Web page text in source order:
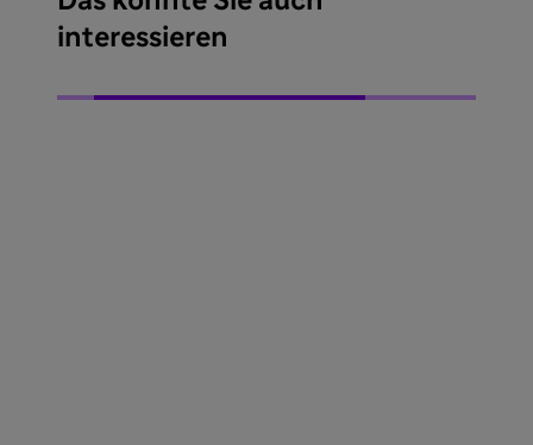
interessieren